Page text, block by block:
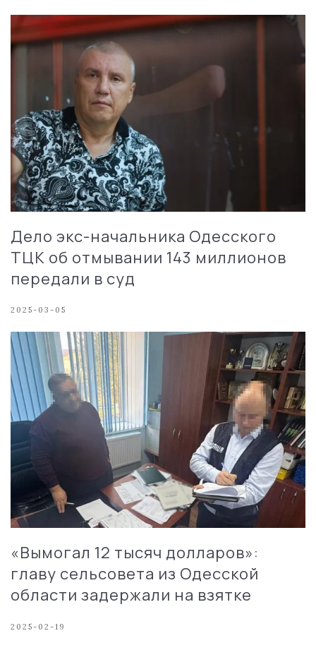
Дело экс-начальника Одесского
ТЦК об отмывании 143 миллионов
передали в суд
2025-03-05
«Вымогал 12 тысяч долларов»:
главу сельсовета из Одесской
области задержали на взятке
2025-02-19